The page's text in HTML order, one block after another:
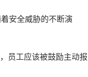
安全威胁的不断演
员工应该被鼓励主动报